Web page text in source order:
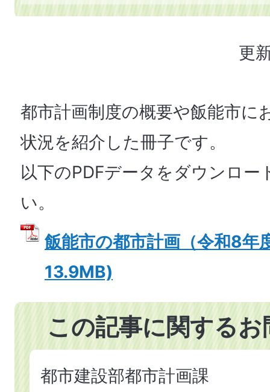
更
都市計画制度の概要や飯能市に
状況を紹介した冊子です。
以下のPDFデータをダウンロー
い。
飯能市の都市計画（令和8年
13.9MB)
この記事に関する
都市建設部都市計画課